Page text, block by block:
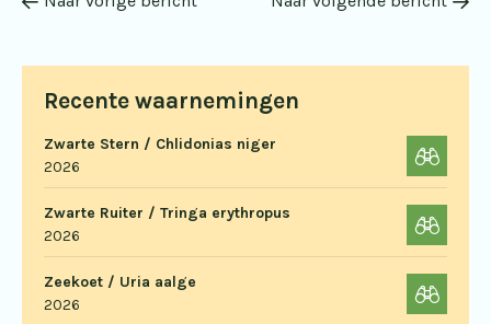
Recente waarnemingen
Zwarte Stern / Chlidonias niger
2026
Zwarte Ruiter / Tringa erythropus
2026
Zeekoet / Uria aalge
2026